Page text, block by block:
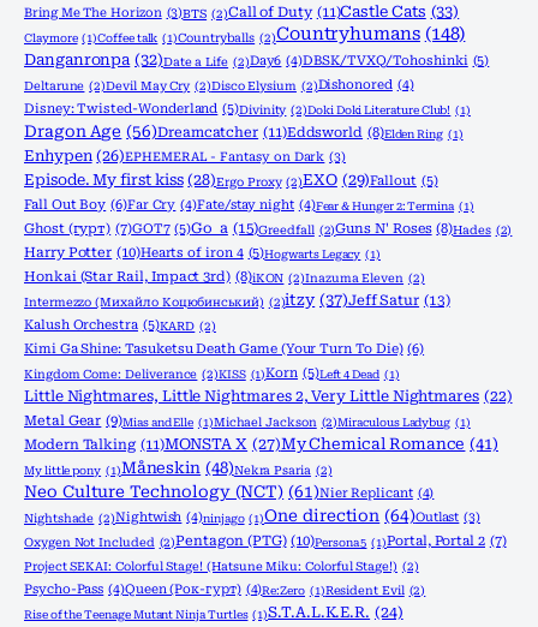
Bring Me The Horizon (3)BTS (2)Call of Duty (11)Castle Cats (33)
Claymore (1)Coffee talk (1)Countryballs (2)Countryhumans (148)
Danganronpa (32)Date a Life (2)Day6 (4)DBSK/TVXQ/Tohoshinki (5)
Deltarune (2)Devil May Cry (2)Disco Elysium (2)Dishonored (4)
Disney: Twisted-Wonderland (5)Divinity (2)Doki Doki Literature Club! (1)
Dragon Age (56)Dreamcatcher (11)Eddsworld (8)Elden Ring (1)
Enhypen (26)EPHEMERAL - Fantasy on Dark (3)
Episode. My first kiss (28)Ergo Proxy (2)EXO (29)Fallout (5)
Fall Out Boy (6)Far Cry (4)Fate/stay night (4)Fear & Hunger 2: Termina (1)
Ghost (гурт) (7)GOT7 (5)Go_a (15)Greedfall (2)Guns N' Roses (8)Hades (2)
Harry Potter (10)Hearts of iron 4 (5)Hogwarts Legacy (1)
Honkai (Star Rail, Impact 3rd) (8)iKON (2)Inazuma Eleven (2)
Intermezzo (Михайло Коцюбинський) (2)itzy (37)Jeff Satur (13)
Kalush Orchestra (5)KARD (2)
Kimi Ga Shine: Tasuketsu Death Game (Your Turn To Die) (6)
Kingdom Come: Deliverance (2)KISS (1)Korn (5)Left 4 Dead (1)
Little Nightmares, Little Nightmares 2, Very Little Nightmares (22)
Metal Gear (9)Mias and Elle (1)Michael Jackson (2)Miraculous Ladybug (1)
Modern Talking (11)MONSTA X (27)My Chemical Romance (41)
My little pony (1)Måneskin (48)Nekra Psaria (2)
Neo Culture Technology (NCT) (61)Nier Replicant (4)
Nightshade (2)Nightwish (4)ninjago (1)One direction (64)Outlast (3)
Oxygen Not Included (2)Pentagon (PTG) (10)Persona 5 (1)Portal, Portal 2 (7)
Project SEKAI: Colorful Stage! (Hatsune Miku: Colorful Stage!) (2)
Psycho-Pass (4)Queen (Рок-гурт) (4)Re:Zero (1)Resident Evil (2)
Rise of the Teenage Mutant Ninja Turtles (1)S.T.A.L.K.E.R. (24)